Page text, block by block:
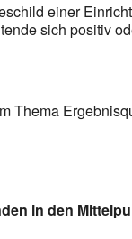
einer
sich positiv
Thema
in den